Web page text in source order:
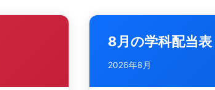
8月の学科配当表
2026年8月